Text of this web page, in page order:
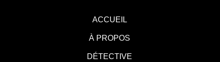
ACCUEIL
À PROPOS
DÉTECTIVE